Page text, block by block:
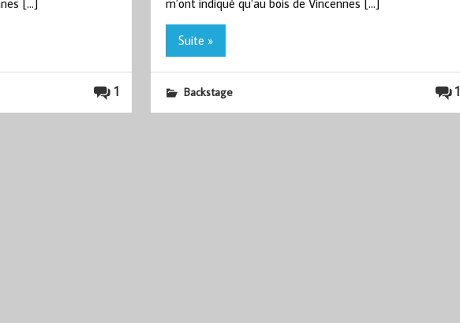
[…]
1
m’ont indiqué qu’au bois de Vincennes […]
Suite »
1
Backstage